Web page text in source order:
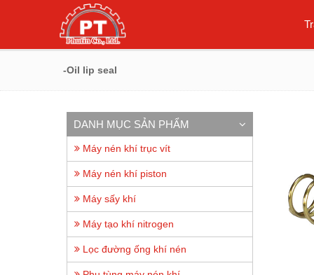
-Oil lip seal
DANH MỤC SẢN PHẨM
Máy nén khí trục vít
Máy nén khí piston
Máy sấy khí
Máy tạo khí nitrogen
Lọc đường ống khí nén